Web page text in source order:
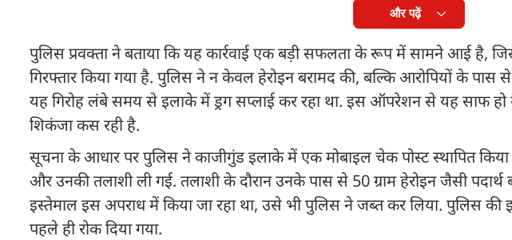
और पढ़ें
पुलिस प्रवक्ता ने बताया कि यह कार्रवाई एक बड़ी सफलता के रूप में सामने आई है,
गिरफ्तार किया गया है. पुलिस ने न केवल हेरोइन बरामद की, बल्कि आरोपियों के
यह गिरोह लंबे समय से इलाके में ड्रग सप्लाई कर रहा था. इस ऑपरेशन से यह साफ
शिकंजा कस रही है.
सूचना के आधार पर पुलिस ने काजीगुंड इलाके में एक मोबाइल चेक पोस्ट स्थापित किया
और उनकी तलाशी ली गई. तलाशी के दौरान उनके पास से 50 ग्राम हेरोइन जैसी
इस्तेमाल इस अपराध में किया जा रहा था, उसे भी पुलिस ने जब्त कर लिया. पुलिस की
पहले ही रोक दिया गया.